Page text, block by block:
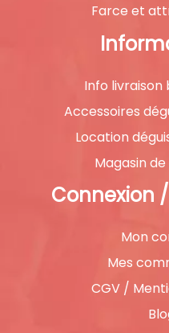
Farce et
Info livraison
Accessoires
Location
Magasin
Connexion
Mon
Mes
CGV /